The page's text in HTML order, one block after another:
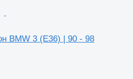
BMW 3 (E36) | 90 - 98